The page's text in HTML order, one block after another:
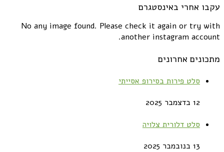
עקבו אחרי באינסטגרם
No any image found. Please check it again or try with
another instagram account.
מתכונים אחרונים
סלט פירות בסירופ אסייתי
12 בדצמבר 2025
סלט דלורית צלויה
13 בנובמבר 2025